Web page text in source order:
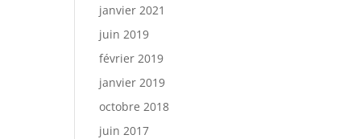
janvier 2021
juin 2019
février 2019
janvier 2019
octobre 2018
juin 2017